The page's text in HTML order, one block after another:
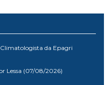
Climatologista da Epagri
Lessa (07/08/2026)